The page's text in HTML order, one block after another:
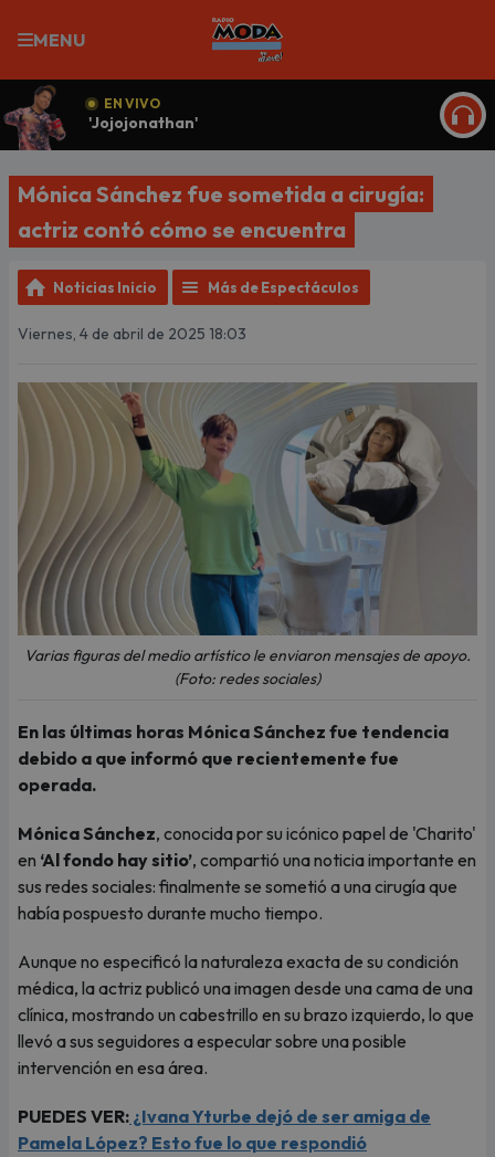
MENU
EN VIVO
'Jojojonathan'
Mónica Sánchez fue sometida a cirugía:
actriz contó cómo se encuentra
Noticias Inicio Más de Espectáculos
Viernes, 4 de abril de 2025 18:03
Varias figuras del medio artístico le enviaron mensajes de apoyo.
(Foto: redes sociales)
En las últimas horas Mónica Sánchez fue tendencia
debido a que informó que recientemente fue
operada.
Mónica Sánchez, conocida por su icónico papel de 'Charito'
en ‘Al fondo hay sitio’, compartió una noticia importante en
sus redes sociales: finalmente se sometió a una cirugía que
había pospuesto durante mucho tiempo.
Aunque no especificó la naturaleza exacta de su condición
médica, la actriz publicó una imagen desde una cama de una
clínica, mostrando un cabestrillo en su brazo izquierdo, lo que
llevó a sus seguidores a especular sobre una posible
intervención en esa área.
PUEDES VER: ¿Ivana Yturbe dejó de ser amiga de
Pamela López? Esto fue lo que respondió